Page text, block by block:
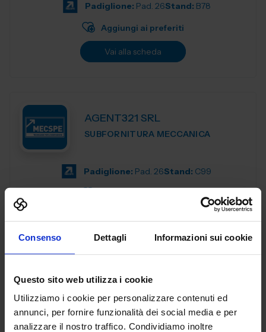
Consenso Dettagli Informazioni sui cookie
Questo sito web utilizza i cookie
Utilizziamo i cookie per personalizzare contenuti ed
annunci, per fornire funzionalità dei social media e per
analizzare il nostro traffico. Condividiamo inoltre
Padiglione: Pad. 26Stand: B78
Aggiungi ai preferiti
Vai alla scheda
AGENT321 SRL
SUBFORNITURA MECCANICA
Padiglione: Pad. 26Stand: C99
AL.EA. SRL
SUBFORNITURA MECCANICA